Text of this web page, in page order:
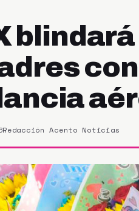
Redacción Acento Noticias